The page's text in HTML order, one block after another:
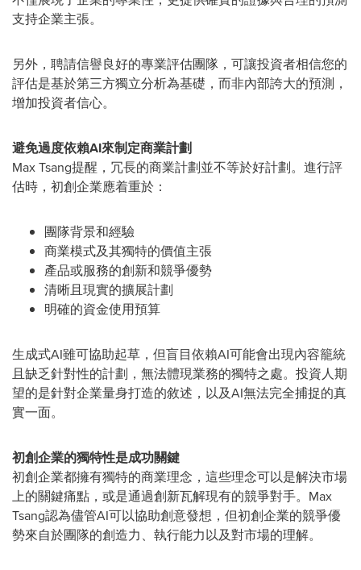
支持企業主張。
另外，聘請信譽良好的專業評估團隊，可讓投資者相信您的
評估是基於第三方獨立分析為基礎，而非內部誇大的預測，
增加投資者信心。
避免過度依賴AI來制定商業計劃
Max Tsang提醒，冗長的商業計劃並不等於好計劃。進行評
估時，初創企業應着重於：
團隊背景和經驗
商業模式及其獨特的價值主張
產品或服務的創新和競爭優勢
清晰且現實的擴展計劃
明確的資金使用預算
生成式AI雖可協助起草，但盲目依賴AI可能會出現內容籠統
且缺乏針對性的計劃，無法體現業務的獨特之處。投資人期
望的是針對企業量身打造的敘述，以及AI無法完全捕捉的真
實一面。
初創企業的獨特性是成功關鍵
初創企業都擁有獨特的商業理念，這些理念可以是解決市場
上的關鍵痛點，或是通過創新瓦解現有的競爭對手。Max
Tsang認為儘管AI可以協助創意發想，但初創企業的競爭優
勢來自於團隊的創造力、執行能力以及對市場的理解。